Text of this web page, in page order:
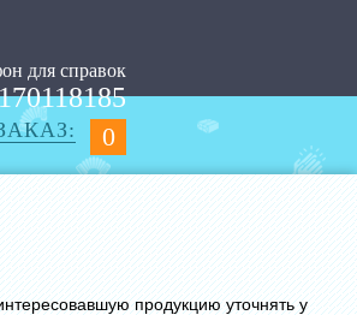
для справок
0
продукцию уточнять у